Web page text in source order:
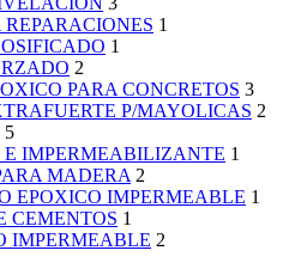
1
1
2
PARA CONCRETOS 3
P/MAYOLICAS 2
5
IMPERMEABILIZANTE 1
MADERA 2
EPOXICO IMPERMEABLE 1
CEMENTOS 1
IMPERMEABLE 2